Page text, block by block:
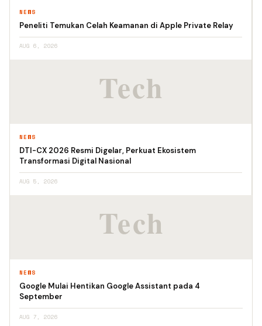
NEWS
Peneliti Temukan Celah Keamanan di Apple Private Relay
AUG 6, 2026
NEWS
DTI-CX 2026 Resmi Digelar, Perkuat Ekosistem
Transformasi Digital Nasional
AUG 5, 2026
NEWS
Google Mulai Hentikan Google Assistant pada 4
September
AUG 7, 2026